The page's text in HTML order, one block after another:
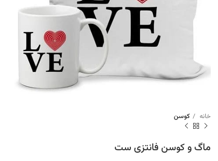
خانه کوسن
ماگ و کوسن فانتزی ست